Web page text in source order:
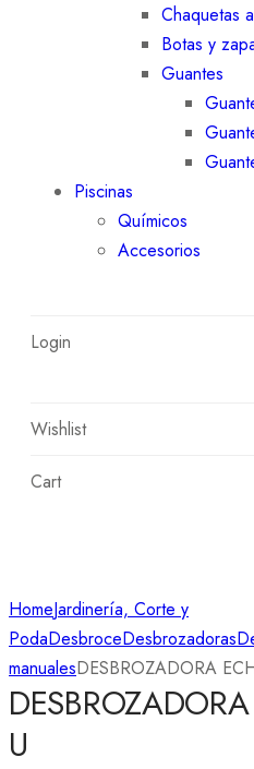
Chaquetas
Botas y
Guantes
Piscinas
Químicos
Accesorios
Login
Wishlist
Cart
HomeJardinería, Corte y
PodaDesbroceDesbrozadoras
manualesDESBROZADORA
U